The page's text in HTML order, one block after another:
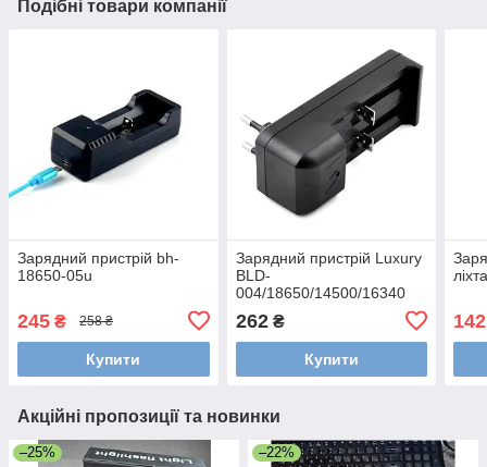
Подібні товари компанії
Зарядний пристрій bh-
18650-05u
245 ₴ 258 ₴
Купити
Зарядний пристрій Luxury
BLD-
004/18650/14500/16340
262₴
Купити
142
Акційні пропозиції та новинки
–25% –22%